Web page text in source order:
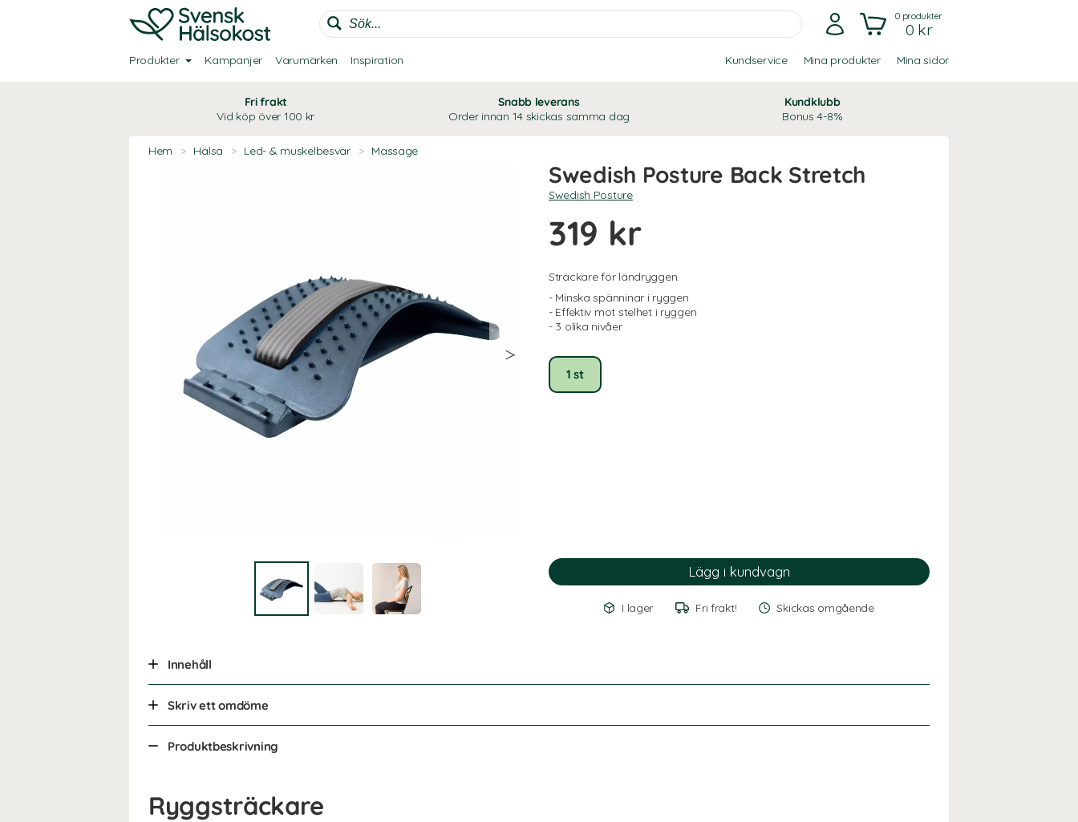
0produkter
0 kr
Produkter Kampanjer Varumärken Inspiration Kundservice Mina produkter Mina sidor
Fri frakt
Vid köp över 100 kr
Snabb leverans
Order innan 14 skickas samma dag
Kundklubb
Bonus 4-8%
Hem > Hälsa > Led- & muskelbesvär > Massage
Swedish Posture Back Stretch
Swedish Posture
319 kr
Sträckare för ländryggen.
- Minska spänninar i ryggen
- Effektiv mot stelhet i ryggen
- 3 olika nivåer
1 st
I lager Fri frakt! Skickas omgående
Innehåll
Skriv ett omdöme
Produktbeskrivning
Ryggsträckare